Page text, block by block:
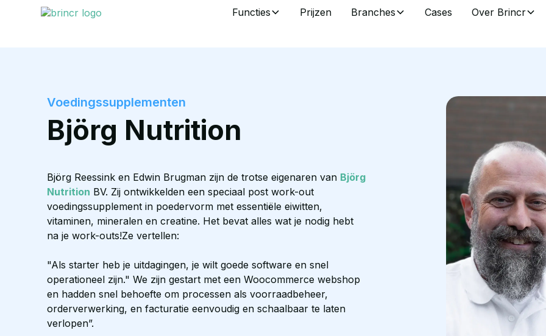
Functies Prijzen Branches Cases Over Brincr
Voedingssupplementen
Björg Nutrition
Björg Reessink en Edwin Brugman zijn de trotse eigenaren van Björg
Nutrition BV. Zij ontwikkelden een speciaal post work-out
voedingssupplement in poedervorm met essentiële eiwitten,
vitaminen, mineralen en creatine. Het bevat alles wat je nodig hebt
na je work-outs!Ze vertellen:
"Als starter heb je uitdagingen, je wilt goede software en snel
operationeel zijn." We zijn gestart met een Woocommerce webshop
en hadden snel behoefte om processen als voorraadbeheer,
orderverwerking, en facturatie eenvoudig en schaalbaar te laten
verlopen”.